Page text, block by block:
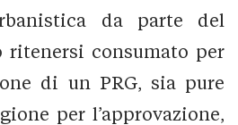
da parte del
ritenersi consumato per
di un PRG, sia pure
per l’approvazione,